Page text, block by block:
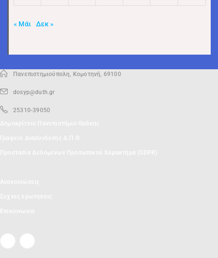
« Μάι Δεκ »
Πανεπιστημιούπολη, Κομοτηνή, 69100
dosyp@duth.gr
25310-39050